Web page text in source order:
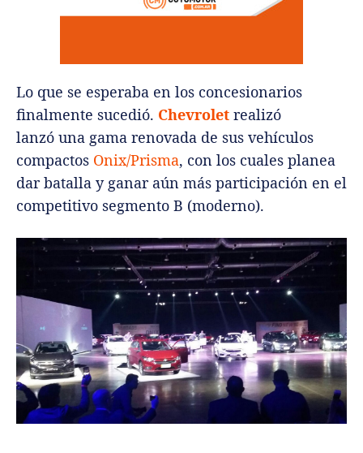
Lo que se esperaba en los concesionarios
finalmente sucedió. Chevrolet realizó
lanzó una gama renovada de sus vehículos
compactos Onix/Prisma, con los cuales planea
dar batalla y ganar aún más participación en el
competitivo segmento B (moderno).